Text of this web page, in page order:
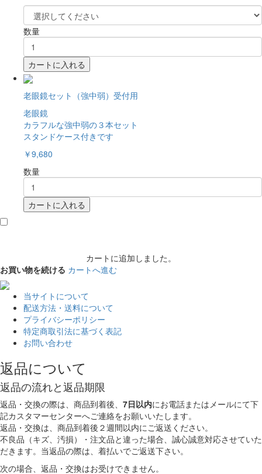
数量
カートに入れる
老眼鏡セット（強中弱）受付用
老眼鏡
カラフルな強中弱の３本セット
スタンドケース付きです
￥9,680
数量
カートに入れる
カートに追加しました。
お買い物を続ける カートへ進む
当サイトについて
配送方法・送料について
プライバシーポリシー
特定商取引法に基づく表記
お問い合わせ
返品について
返品の流れと返品期限
返品・交換の際は、商品到着後、 7日以内にお電話またはメールにて下
記カスタマーセンターへご連絡をお願いいたします。
返品・交換は、商品到着後２週間以内にご返送ください。
不良品（キズ、汚損）・注文品と違った場合、誠心誠意対応させていた
だきます。当返品の際は、着払いでご返送下さい。
次の場合、返品・交換はお受けできません。